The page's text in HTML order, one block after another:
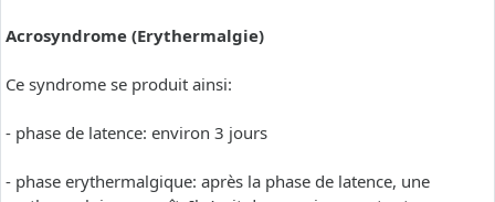
Acrosyndrome (Erythermalgie)
Ce syndrome se produit ainsi:
- phase de latence: environ 3 jours
- phase erythermalgique: après la phase de latence, une